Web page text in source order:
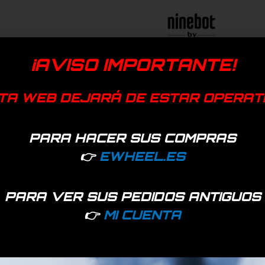
¡AVISO IMPORTANTE!
WEB DEJARÁ DE ESTAR
PARA HACER SUS COMPRAS
👉 EWHEEL.ES
PARA VER SUS PEDIDOS ANTIGUOS
👉 MI CUENTA